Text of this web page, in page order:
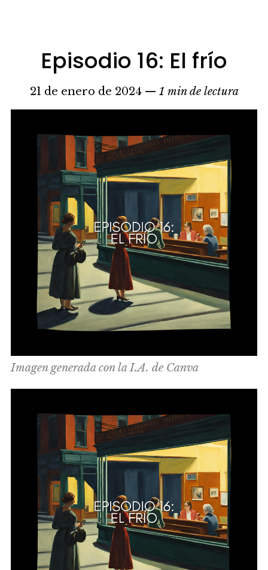
Episodio 16: El frío
21 de enero de 2024 — 1 min de lectura
Imagen generada con la I.A. de Canva